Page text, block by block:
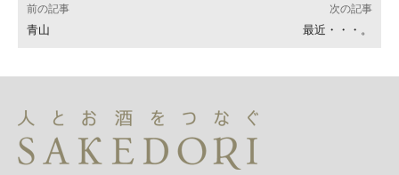
前の記事
青山
次の記事
最近・・・。